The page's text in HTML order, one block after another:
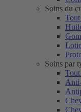
Soins du
Soins par